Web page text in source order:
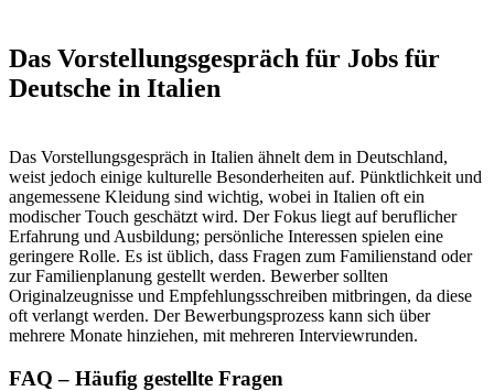
Das Vorstellungsgespräch für Jobs für
Deutsche in Italien
Das Vorstellungsgespräch in Italien ähnelt dem in Deutschland,
weist jedoch einige kulturelle Besonderheiten auf. Pünktlichkeit und
angemessene Kleidung sind wichtig, wobei in Italien oft ein
modischer Touch geschätzt wird. Der Fokus liegt auf beruflicher
Erfahrung und Ausbildung; persönliche Interessen spielen eine
geringere Rolle. Es ist üblich, dass Fragen zum Familienstand oder
zur Familienplanung gestellt werden. Bewerber sollten
Originalzeugnisse und Empfehlungsschreiben mitbringen, da diese
oft verlangt werden. Der Bewerbungsprozess kann sich über
mehrere Monate hinziehen, mit mehreren Interviewrunden.
FAQ – Häufig gestellte Fragen